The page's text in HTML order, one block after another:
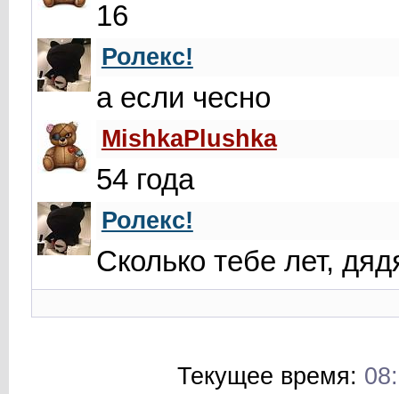
16
Ролекс!
а если чесно
MishkaPlushka
54 года
Ролекс!
Сколько тебе лет,
Текущее время: